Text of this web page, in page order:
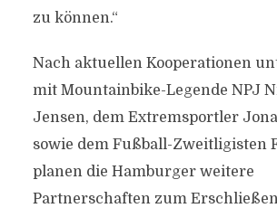
zu können.“
Nach aktuellen Kooperationen
mit Mountainbike-Legende NPJ
Jensen, dem Extremsportler
sowie dem Fußball-Zweitligisten
planen die Hamburger weitere
Partnerschaften zum